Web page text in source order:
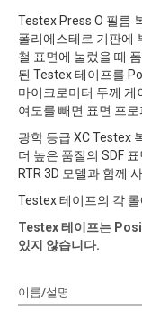
Testex Press O 필름
폴리에스테르 기판에
철 표면에 눌렀을 때
된 Testex 테이프를
마이크로미터 두께 게
여도를 빼면 표면 프
광학 등급 XC Testex
더 높은 품질의 SDF
RTR 3D 모델과 함께
Testex 테이프의 각
Testex 테이프는
있지 않습니다.
이름/설명